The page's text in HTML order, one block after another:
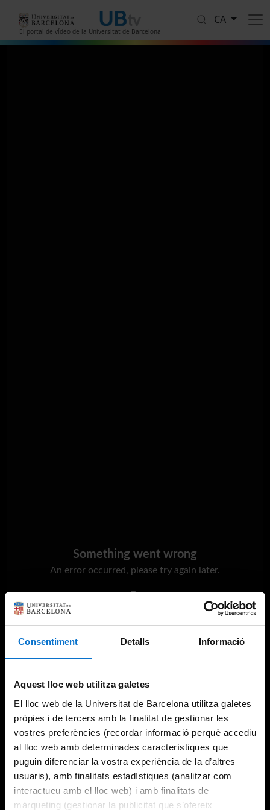
Consentiment Detalls Informació
Aquest lloc web utilitza galetes
El lloc web de la Universitat de Barcelona utilitza galetes
pròpies i de tercers amb la finalitat de gestionar les
vostres preferències (recordar informació perquè accediu
al lloc web amb determinades característiques que
puguin diferenciar la vostra experiència de la d’altres
usuaris), amb finalitats estadístiques (analitzar com
interactueu amb el lloc web) i amb finalitats de
màrqueting (gestionar la publicitat que s’ofereix
El portal de vídeo de la Universitat de Barcelona
CA
Something went wrong
An error occurred, please try again later.
Try again